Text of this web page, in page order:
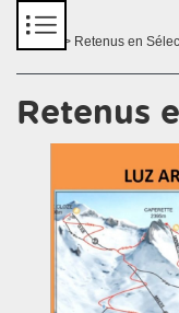
> Retenus en
Retenus